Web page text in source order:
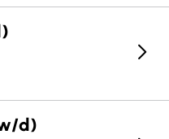
d)